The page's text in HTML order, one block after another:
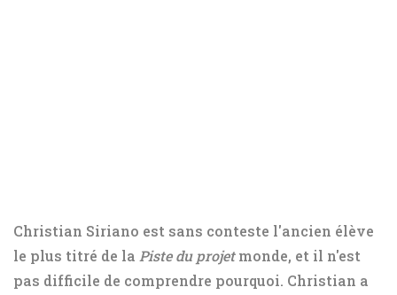
Christian Siriano est sans conteste l'ancien élève
le plus titré de la Piste du projetmonde, et il n'est
pas difficile de comprendre pourquoi. Christian a